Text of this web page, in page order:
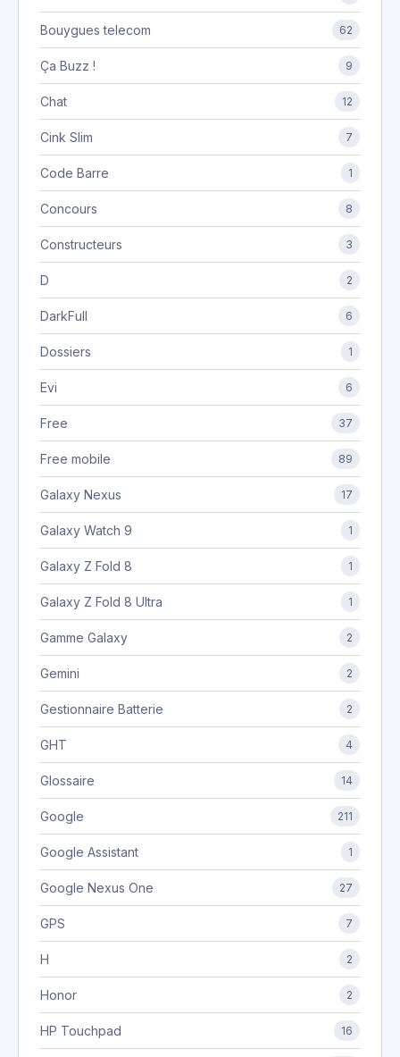
Bouygues telecom 62
Ça Buzz ! 9
Chat 12
Cink Slim 7
Code Barre 1
Concours 8
Constructeurs 3
D 2
DarkFull 6
Dossiers 1
Evi 6
Free 37
Free mobile 89
Galaxy Nexus 17
Galaxy Watch 9 1
Galaxy Z Fold 8 1
Galaxy Z Fold 8 Ultra 1
Gamme Galaxy 2
Gemini 2
Gestionnaire Batterie 2
GHT 4
Glossaire 14
Google 211
Google Assistant 1
Google Nexus One 27
GPS 7
H 2
Honor 2
HP Touchpad 16